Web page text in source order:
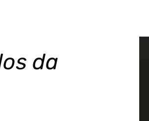
da